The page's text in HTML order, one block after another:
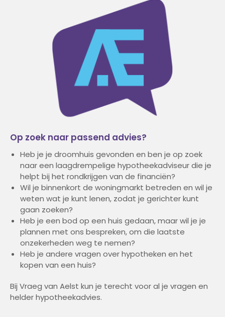
Op zoek naar passend advies?
Heb je je droomhuis gevonden en ben je op zoek
naar een laagdrempelige hypotheekadviseur die je
helpt bij het rondkrijgen van de financiën?
Wil je binnenkort de woningmarkt betreden en wil je
weten wat je kunt lenen, zodat je gerichter kunt
gaan zoeken?
Heb je een bod op een huis gedaan, maar wil je je
plannen met ons bespreken, om die laatste
onzekerheden weg te nemen?
Heb je andere vragen over hypotheken en het
kopen van een huis?
Bij Vraeg van Aelst kun je terecht voor al je vragen en
helder hypotheekadvies.